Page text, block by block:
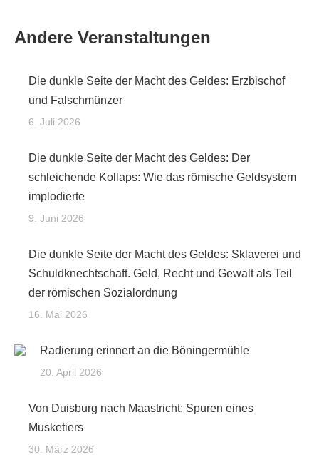
Andere Veranstaltungen
Die dunkle Seite der Macht des Geldes: Erzbischof
und Falschmünzer
6. Juli 2026
Die dunkle Seite der Macht des Geldes: Der
schleichende Kollaps: Wie das römische Geldsystem
implodierte
9. Juni 2026
Die dunkle Seite der Macht des Geldes: Sklaverei und
Schuldknechtschaft. Geld, Recht und Gewalt als Teil
der römischen Sozialordnung
16. Mai 2026
Radierung erinnert an die Böningermühle
20. April 2026
Von Duisburg nach Maastricht: Spuren eines
Musketiers
30. März 2026